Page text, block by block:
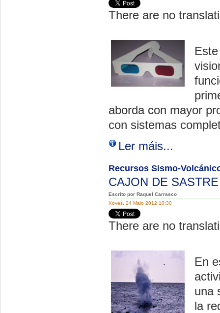
There are no
aborda con mayor
con sistemas
Ler máis...
Recursos Sismo-
CAJON DE
Escrito por Raquel Carrasco
Xoves, 24 Maio 2012 10:30
There are no
En
una
la